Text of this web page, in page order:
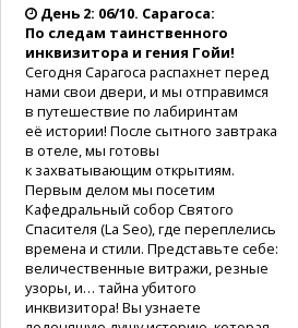
День 2: 06/10. Сарагоса:
По следам таинственного
инквизитора и гения Гойи!
Сегодня Сарагоса распахнет перед
нами свои двери, и мы отправимся
в путешествие по лабиринтам
её истории! После сытного завтрака
в отеле, мы готовы
к захватывающим открытиям.
Первым делом мы посетим
Кафедральный собор Святого
Спасителя (La Seo), где переплелись
времена и стили. Представьте себе:
величественные витражи, резные
узоры, и… тайна убитого
инквизитора! Вы узнаете